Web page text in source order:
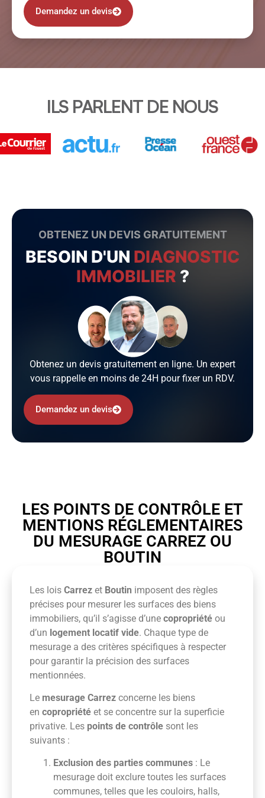
Demandez un devis
ILS PARLENT DE NOUS
OBTENEZ UN DEVIS GRATUITEMENT
BESOIN D'UN DIAGNOSTIC
IMMOBILIER ?
Obtenez un devis gratuitement en ligne. Un expert
vous rappelle en moins de 24H pour fixer un RDV.
Demandez un devis
LES POINTS DE CONTRÔLE ET
MENTIONS RÉGLEMENTAIRES
DU MESURAGE CARREZ OU
BOUTIN
Les lois Carrez et Boutin imposent des règles
précises pour mesurer les surfaces des biens
immobiliers, qu’il s’agisse d’une copropriété ou
d’un logement locatif vide. Chaque type de
mesurage a des critères spécifiques à respecter
pour garantir la précision des surfaces
mentionnées.
Le mesurage Carrez concerne les biens
en copropriété et se concentre sur la superficie
privative. Les points de contrôle sont les
suivants :
Exclusion des parties communes : Le
mesurage doit exclure toutes les surfaces
communes, telles que les couloirs, halls,